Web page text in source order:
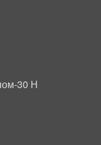
30 Н